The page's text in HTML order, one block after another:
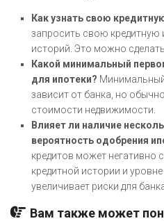
Как узнать свою
запросить свою
историй. Это можно
Какой минимальный
для ипотеки?
зависит от банка, но
стоимости недвижимости.
Влияет ли наличие
вероятность одобрения
кредитов может негативно
кредитной истории и
увеличивает риски для
Вам также может